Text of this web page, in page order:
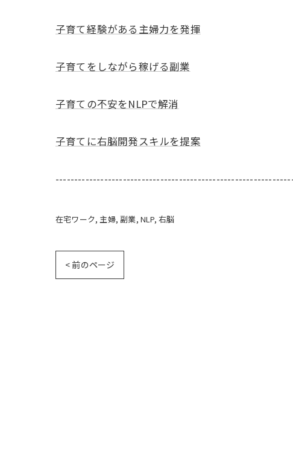
子育て経験がある主婦力を発揮
子育てをしながら稼げる副業
子育ての不安をNLPで解消
子育てに右脳開発スキルを提案
在宅ワーク 主婦 副業 NLP 右脳
< 前のページ